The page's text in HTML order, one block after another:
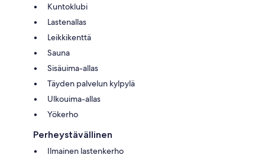
Kuntoklubi
Lastenallas
Leikkikenttä
Sauna
Sisäuima-allas
Täyden palvelun kylpylä
Ulkouima-allas
Yökerho
Perheystävällinen
Ilmainen lastenkerho